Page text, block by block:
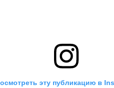
эту публикацию в